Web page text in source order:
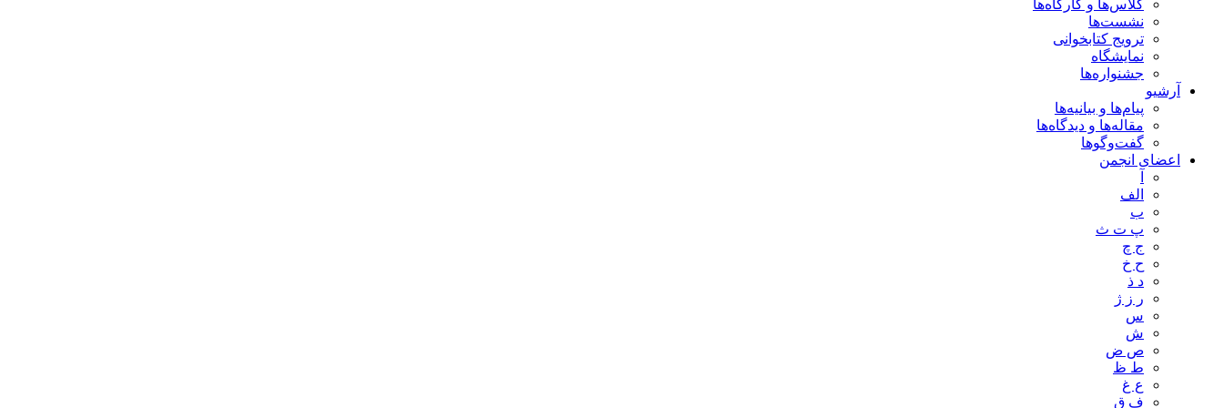
کلاس‌ها و کارگاه‌ها
نشست‌ها
ترویج کتابخوانی
نمایشگاه
جشنواره‌ها
آرشیو
پیام‌ها و بیانیه‌ها
مقاله‌ها و دیدگاه‌ها
گفت‌وگوها
اعضای انجمن
الف
ب
پ ت ث
ج چ
ح خ
د ذ
ر ز ژ
س
ش
ص ض
ط ظ
ع غ
ف ق